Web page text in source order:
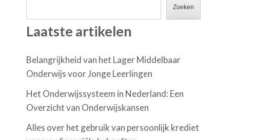
Zoeken
Laatste artikelen
Belangrijkheid van het Lager Middelbaar
Onderwijs voor Jonge Leerlingen
Het Onderwijssysteem in Nederland: Een
Overzicht van Onderwijskansen
Alles over het gebruik van persoonlijk krediet